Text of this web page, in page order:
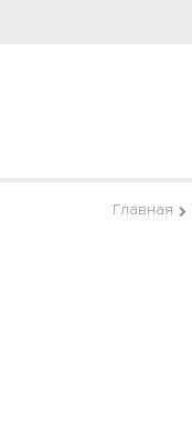
Главная